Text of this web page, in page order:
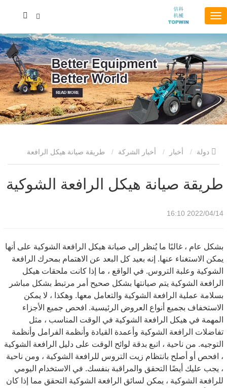
أخبار أخبار الشركة طريقة صيانة هيكل الرافعة
الشوكية
طريقة صيانة هيكل الرافعة الشوكية
2022/04/14 16:10
بشكل عام ، غالبًا ما يُنظر إلى صيانة هيكل الرافعة الشوكية على أنها
يمكن الاستغناء عنها. إنه بعيد كل البعد عن الاهتمام بمحرك الرافعة
الشوكية وعلبة التروس. في الواقع ، ما إذا كانت ملحقات هيكل
الرافعة الشوكية يتم صيانتها بشكل صحيح أمر مرتبط بشكل مباشر
بسلامة عملية الرافعة الشوكية والتعامل معها. وهكذا ، لا يمكن
الاستخفاف بجميع أنواع العروض الرئيسية. افحص جميع الأجزاء
المهمة في هيكل الرافعة الشوكية في الوقت المناسب ، مثل
تفاضلات الرافعة الشوكية وأعمدة القيادة وأنظمة الفرامل وأنظمة
التوجيه. من ناحية ، اتبع بدقة لوائح الوقت على دليل الرافعة الشوكية
، افحص أو أصلح بانتظام زيت التروس للرافعة الشوكية ، ومن ناحية
، يجب عليك أيضًا التحقق والمراقبة بنفسك. في الاستخدام اليومي
للرافعة الشوكية ، يمكن لسائق الرافعة الشوكية التحقق مما إذا كان